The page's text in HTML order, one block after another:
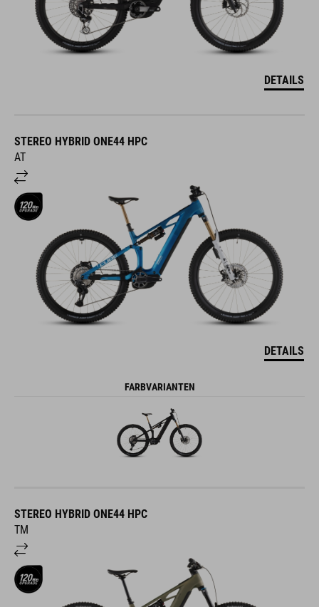
DETAILS
STEREO HYBRID ONE44 HPC
AT
DETAILS
FARBVARIANTEN
STEREO HYBRID ONE44 HPC
TM